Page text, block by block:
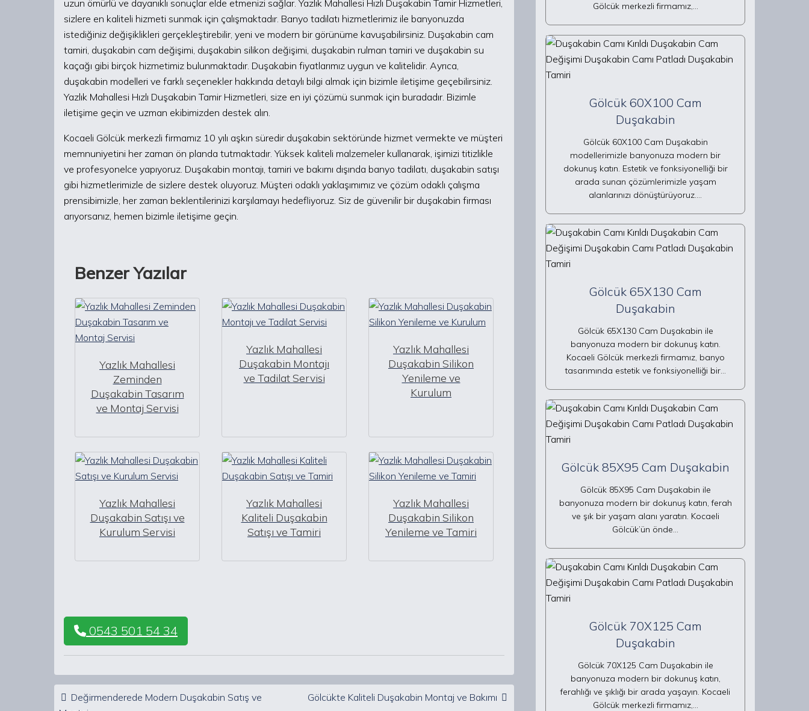
uzun ömürlü ve dayanıklı sonuçlar elde etmenizi sağlar. Yazlık Mahallesi Hızlı Duşakabin Tamir Hizmetleri,
sizlere en kaliteli hizmeti sunmak için çalışmaktadır. Banyo tadilatı hizmetlerimiz ile banyonuzda
istediğiniz değişiklikleri gerçekleştirebilir, yeni ve modern bir görünüme kavuşabilirsiniz. Duşakabin cam
tamiri, duşakabin cam değişimi, duşakabin silikon değişimi, duşakabin rulman tamiri ve duşakabin su
kaçağı gibi birçok hizmetimiz bulunmaktadır. Duşakabin fiyatlarımız uygun ve kalitelidir. Ayrıca,
duşakabin modelleri ve farklı seçenekler hakkında detaylı bilgi almak için bizimle iletişime geçebilirsiniz.
Yazlık Mahallesi Hızlı Duşakabin Tamir Hizmetleri, size en iyi çözümü sunmak için buradadır. Bizimle
iletişime geçin ve uzman ekibimizden destek alın.
Kocaeli Gölcük merkezli firmamız 10 yılı aşkın süredir duşakabin sektöründe hizmet vermekte ve müşteri
memnuniyetini her zaman ön planda tutmaktadır. Yüksek kaliteli malzemeler kullanarak, işimizi titizlikle
ve profesyonelce yapıyoruz. Duşakabin montajı, tamiri ve bakımı dışında banyo tadilatı, duşakabin satışı
gibi hizmetlerimizle de sizlere destek oluyoruz. Müşteri odaklı yaklaşımımız ve çözüm odaklı çalışma
prensibimizle, her zaman beklentilerinizi karşılamayı hedefliyoruz. Siz de güvenilir bir duşakabin firması
arıyorsanız, hemen bizimle iletişime geçin.
Benzer Yazılar
Yazlık Mahallesi
Zeminden
Duşakabin Tasarım
ve Montaj Servisi
Yazlık Mahallesi
Duşakabin Montajı
ve Tadilat Servisi
Yazlık Mahallesi
Duşakabin Silikon
Yenileme ve
Kurulum
Yazlık Mahallesi
Duşakabin Satışı ve
Kurulum Servisi
Yazlık Mahallesi
Kaliteli Duşakabin
Satışı ve Tamiri
Yazlık Mahallesi
Duşakabin Silikon
Yenileme ve Tamiri
0543 501 54 34
Post navigation
Değirmenderede Modern Duşakabin Satış ve
Gölcükte Kaliteli Duşakabin Montaj ve Bakımı
Gölcük merkezli firmamız,…
Gölcük 60X100 Cam
Duşakabin
Gölcük 60X100 Cam Duşakabin
modellerimizle banyonuza modern bir
dokunuş katın. Estetik ve fonksiyonelliği bir
arada sunan çözümlerimizle yaşam
alanlarınızı dönüştürüyoruz.…
Gölcük 65X130 Cam
Duşakabin
Gölcük 65X130 Cam Duşakabin ile
banyonuza modern bir dokunuş katın.
Kocaeli Gölcük merkezli firmamız, banyo
tasarımında estetik ve fonksiyonelliği bir…
Gölcük 85X95 Cam Duşakabin
Gölcük 85X95 Cam Duşakabin ile
banyonuza modern bir dokunuş katın, ferah
ve şık bir yaşam alanı yaratın. Kocaeli
Gölcük’ün önde…
Gölcük 70X125 Cam
Duşakabin
Gölcük 70X125 Cam Duşakabin ile
banyonuza modern bir dokunuş katın,
ferahlığı ve şıklığı bir arada yaşayın. Kocaeli
Gölcük merkezli firmamız,…